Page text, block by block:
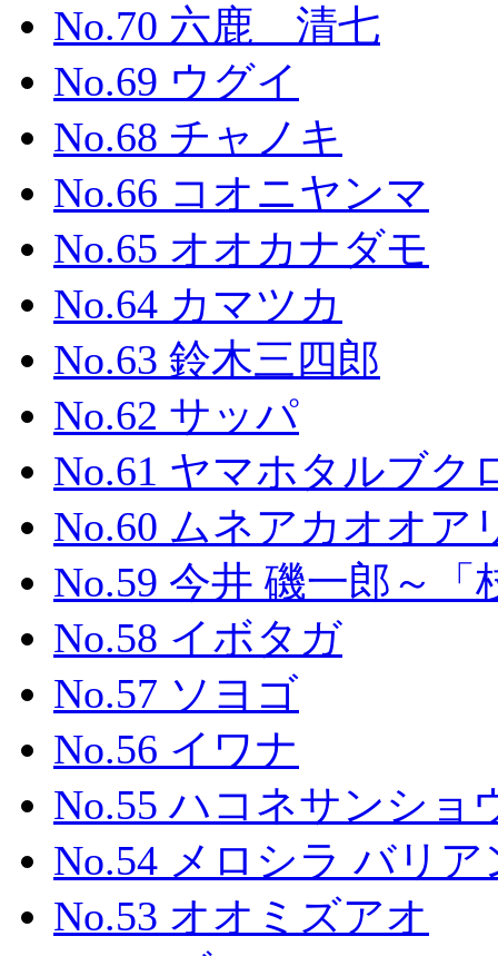
No.70 六鹿 清七
No.69 ウグイ
No.68 チャノキ
No.66 コオニヤンマ
No.65 オオカナダモ
No.64 カマツカ
No.63 鈴木三四郎
No.62 サッパ
No.61 ヤマホタルブク
No.60 ムネアカオオア
No.59 今井 磯一郎～
No.58 イボタガ
No.57 ソヨゴ
No.56 イワナ
No.55 ハコネサンショ
No.54 メロシラ バリア
No.53 オオミズアオ